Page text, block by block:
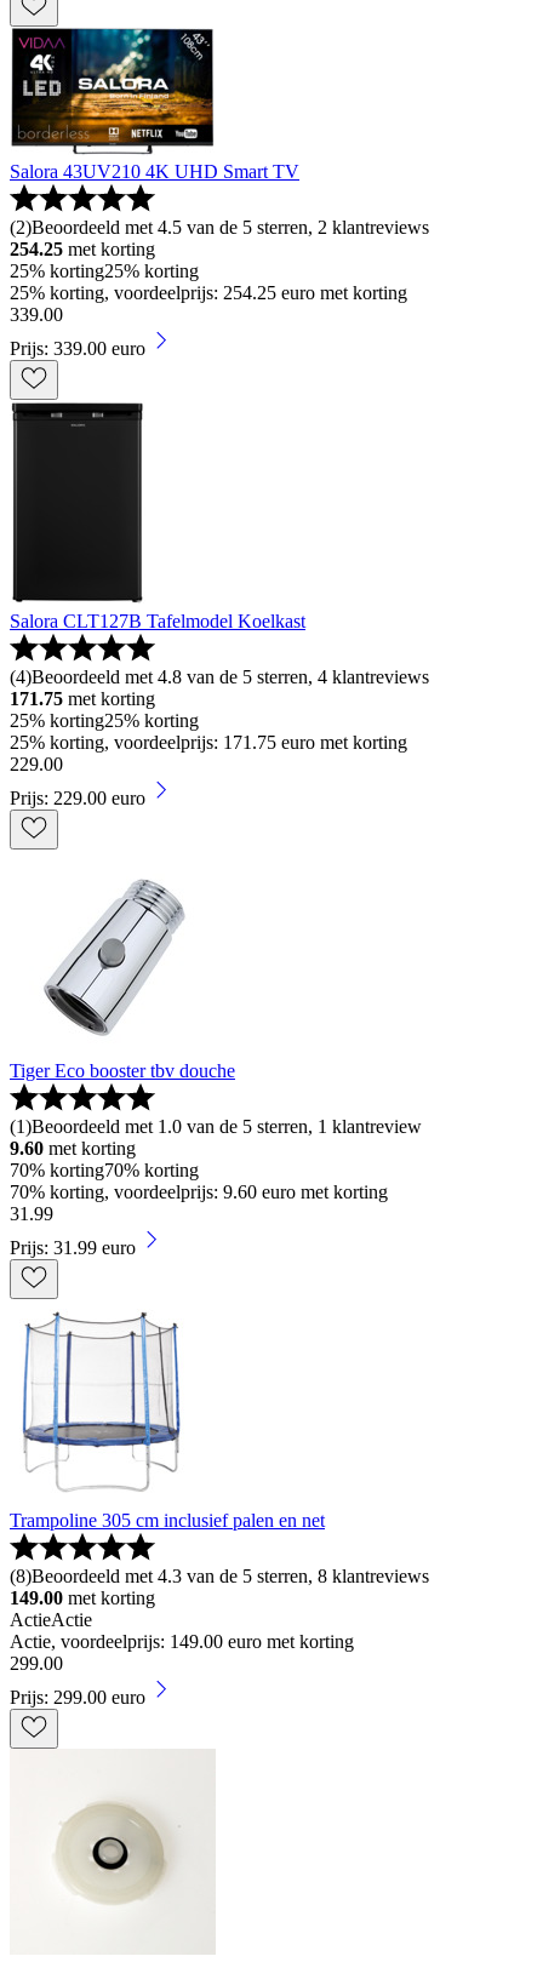
Salora 43UV210 4K UHD Smart TV
(2)Beoordeeld met 4.5 van de 5 sterren, 2 klantreviews
254.25 met korting
25% korting25% korting
25% korting, voordeelprijs: 254.25 euro met korting
339.00
Prijs: 339.00 euro
Salora CLT127B Tafelmodel Koelkast
(4)Beoordeeld met 4.8 van de 5 sterren, 4 klantreviews
171.75 met korting
25% korting25% korting
25% korting, voordeelprijs: 171.75 euro met korting
229.00
Prijs: 229.00 euro
Tiger Eco booster tbv douche
(1)Beoordeeld met 1.0 van de 5 sterren, 1 klantreview
9.60 met korting
70% korting70% korting
70% korting, voordeelprijs: 9.60 euro met korting
31 .99
Prijs: 31.99 euro
Trampoline 305 cm inclusief palen en net
(8)Beoordeeld met 4.3 van de 5 sterren, 8 klantreviews
149.00 met korting
ActieActie
Actie, voordeelprijs: 149.00 euro met korting
299.00
Prijs: 299.00 euro